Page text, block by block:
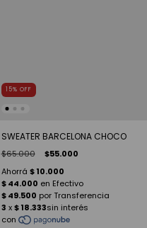
15% OFF
SWEATER BARCELONA CHOCO
$65.000 $55.000